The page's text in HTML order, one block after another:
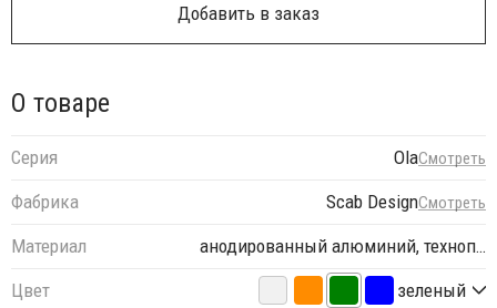
Добавить в заказ
О товаре
Серия OlaСмотреть
Фабрика Scab DesignСмотреть
Материал
анодированный алюминий, техноп…
Цвет
зеленый